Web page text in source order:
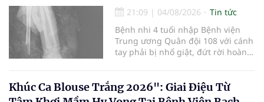
hiến và ghép mô tạng.
21:09 | 04/08/2026
Tin tức
Bệnh nhi 4 tuổi nhập Bệnh viện
Trung ương Quân đội 108 với cánh
tay phải bị nhổ giật, đứt rời hoàn
thương nặng và thời gian thiếu
máu kéo dài, các bác sĩ đã tái lập
Khúc Ca Blouse Trắng 2026": Giai Điệu Từ